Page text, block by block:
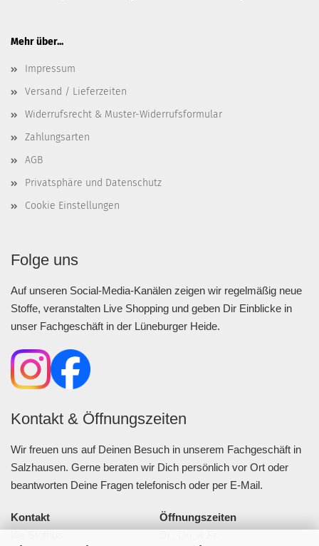
Mehr über...
Impressum
Versand / Lieferzeiten
Widerrufsrecht & Muster-Widerrufsformular
Zahlungsarten
AGB
Privatsphäre und Datenschutz
Cookie Einstellungen
Folge uns
Auf unseren Social-Media-Kanälen zeigen wir regelmäßig neue
Stoffe, veranstalten Live Shopping und geben Dir Einblicke in
unser Fachgeschäft in der Lüneburger Heide.
Kontakt & Öffnungszeiten
Wir freuen uns auf Deinen Besuch in unserem Fachgeschäft in
Salzhausen. Gerne beraten wir Dich persönlich vor Ort oder
beantworten Deine Fragen telefonisch oder per E-Mail.
Kontakt
Öffnungszeiten